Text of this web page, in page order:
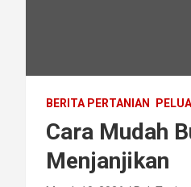
BERITA PERTANIAN
Cara Mudah
Menjanjikan